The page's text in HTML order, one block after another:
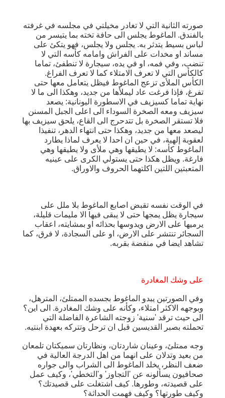
صورته الثانية التي لا تغادر مخيلتي في مجلسه في غرفته
بالفندق. الماغوط يجلس الى حافة تخته بما يتيسر من
لباس بسيط يتدثر به. يجلس ولا يجلس، فهو يتكئ على
مساند او مخدات على الفراش وامامه كأسه التي لا
تنضب، وفي فمه، او في يده، سيجارة لا تنطفئ، تماما
كالكأس التي لا تعرف الامتلاء كما لا تعرف الفراغ.
الكأس الملأى تزعج الماغوط فيظل يتعامل معها حتى
تفرغ، فإذا فرغت عاد ليملأها من جديد، وهكذا الى ما لا
نهاية تماما كسيزيف في الاسطورة اليونانية: يصعد
سيزيف ومعه الصخرة السوداء الى اعلى الجبل المسنن
فلا تستقر الصخرة بل تتدحرج الى القاع، يلحق سيزيف بها
ليصعد معها من جديد، وهكذا حتى انتهاء الدهر، تنفيذا
لعقوبة إلهية، في حين ان احدا لا يعرف لماذا يطارد
الماغوط كأسه: لا يطيقها وهي ملأى ولا يطيقها وهي
فارغة. ويظل هكذا حتى يستولي الكرى على عينيه
المتعبتين اللتين اكلتهما الحروف والاوراق.
في الوقت نفسه تقبض اصابع الماغوط بلا ملل على
سيجارة يظل يمجها حتى لا يبقى فيها الا مليمات قليلة،
يرميها على الارض ويدوسها بحذائه او بمشايته، اعقاب
السجائر تنتشر على الارض، او على السجادة، لا فرق، كما
تشاهد ايضا في منفضة بقربه.
على وشك المغادرة
وفي الصورتين يبدو الماغوط بجسده الممتلئ، المترهل،
وبوجهه الاكثر امتلاء، وكأنه على وشك المغادرة. الى اين؟
الى حيث ترقد 'سنية' زوجته الشاعرة الفاضلة التي
تحملته بصبر القديسين قبل ان ترحل وتتركه بعهدة ابنتيه.
وجه ممتلئ، وعينان شاردتان، ونظارتان سميكتان تلمعان
من بعيد وتدلان على انهما من اهل الدرجة العالية في
ضعف النظر، يخلد الماغوط الى الشراب والى جواره
صحافيون يسألونه عن 'التجاوز' و'التخطي'، وكيف عمل
على قصيدته، وطورها. كيف اشتغلت على قصيدتك؟
وكيف طورتها؟ وكيف فهمت الحداثة؟